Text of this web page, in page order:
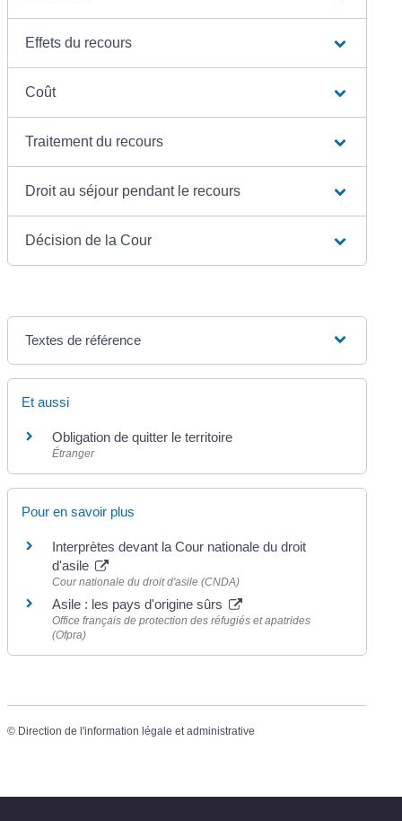
Effets du recours
Coût
Traitement du recours
Droit au séjour pendant le recours
Décision de la Cour
Textes de référence
Et aussi
Obligation de quitter le territoire
Étranger
Pour en savoir plus
Interprètes devant la Cour nationale du droit
d'asile
Cour nationale du droit d'asile (CNDA)
Asile : les pays d'origine sûrs
Office français de protection des réfugiés et apatrides
(Ofpra)
© Direction de l'information légale et administrative